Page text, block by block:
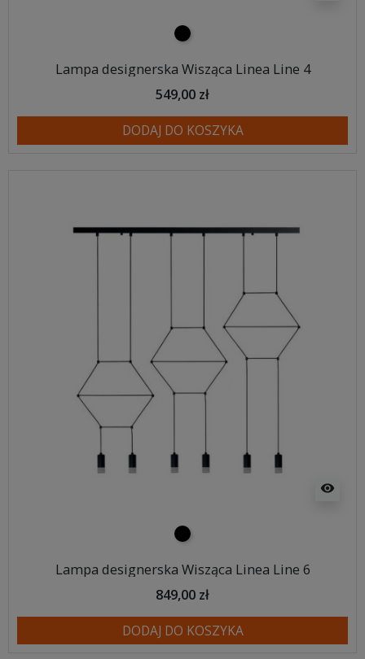
czarny
Lampa designerska Wisząca Linea Line 4
549,00 zł
DODAJ DO KOSZYKA
visibility
czarny
Lampa designerska Wisząca Linea Line 6
849,00 zł
DODAJ DO KOSZYKA